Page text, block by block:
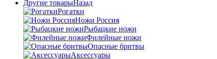
Другие товарыНазад
Рогатки
Ножи Россия
Рыбацкие ножи
Филейные ножи
Опасные бритвы
Аксессуары